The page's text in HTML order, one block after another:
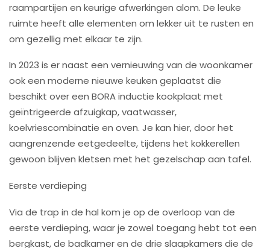
raampartijen en keurige afwerkingen alom. De leuke
ruimte heeft alle elementen om lekker uit te rusten en
om gezellig met elkaar te zijn.
In 2023 is er naast een vernieuwing van de woonkamer
ook een moderne nieuwe keuken geplaatst die
beschikt over een BORA inductie kookplaat met
geïntrigeerde afzuigkap, vaatwasser,
koelvriescombinatie en oven. Je kan hier, door het
aangrenzende eetgedeelte, tijdens het kokkerellen
gewoon blijven kletsen met het gezelschap aan tafel.
Eerste verdieping
Via de trap in de hal kom je op de overloop van de
eerste verdieping, waar je zowel toegang hebt tot een
bergkast, de badkamer en de drie slaapkamers die de